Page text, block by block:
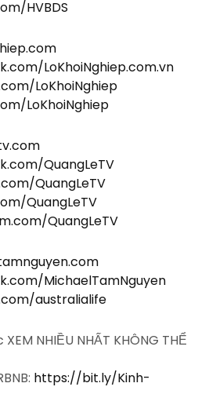
HVBDS
LoKhoiNghiep.com.vn
LoKhoiNghiep
LoKhoiNghiep
QuangLeTV
QuangLeTV
QuangLeTV
QuangLeTV
MichaelTamNguyen
australialife
NHIỀU NHẤT KHÔNG THỂ
https://bit.ly/Kinh-